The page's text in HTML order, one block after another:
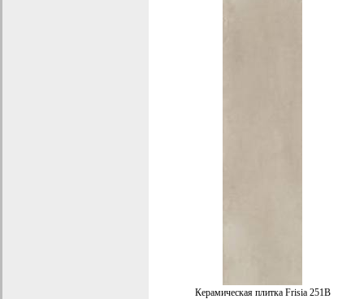
Керамическая плитка Frisia 251B